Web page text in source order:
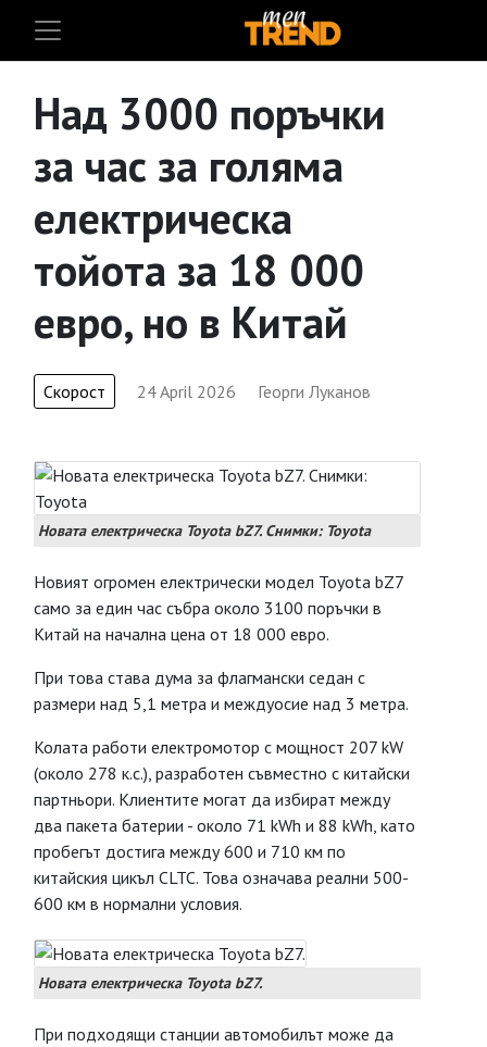
Над 3000 поръчки
за час за голяма
електрическа
тойота за 18 000
евро, но в Китай
Скорост 24 April 2026 Георги Луканов
Новата електрическа Toyota bZ7. Снимки: Toyota
Новият огромен електрически модел Toyota bZ7
само за един час събра около 3100 поръчки в
Китай на начална цена от 18 000 евро.
При това става дума за флагмански седан с
размери над 5,1 метра и междуосие над 3 метра.
Колата работи електромотор с мощност 207 kW
(около 278 к.с.), разработен съвместно с китайски
партньори. Клиентите могат да избират между
два пакета батерии - около 71 kWh и 88 kWh, като
пробегът достига между 600 и 710 км по
китайския цикъл CLTC. Това означава реални 500-
600 км в нормални условия.
Новата електрическа Toyota bZ7.
При подходящи станции автомобилът може да